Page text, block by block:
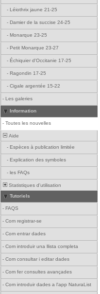
- Léiothrix jaune 21-25
- Damier de la succise 24-25
- Monarque 23-25
- Petit Monarque 23-27
- Échiquier d'Occitanie 17-25
- Ragondin 17-25
- Cigale argentée 15-22
- Les galeries
Information
- Toutes les nouvelles
Aide
- Espèces à publication limitée
- Explication des symboles
- les FAQs
Statistiques d'utilisation
Tutoriels
- FAQS
- Com registrar-se
- Com entrar dades
- Com introduir una llista completa
- Com consultar i editar dades
- Com fer consultes avançades
- Com introduir dades a l'app NaturaList